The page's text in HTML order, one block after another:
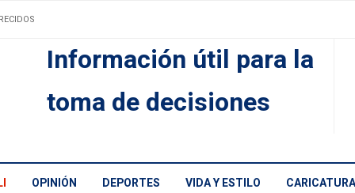
Información útil para la
toma de decisiones
OPINIÓN DEPORTES VIDA Y ESTILO